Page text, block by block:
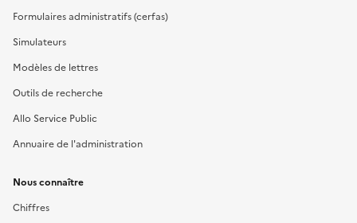
Formulaires administratifs (cerfas)
Simulateurs
Modèles de lettres
Outils de recherche
Allo Service Public
Annuaire de l'administration
Nous connaître
Chiffres